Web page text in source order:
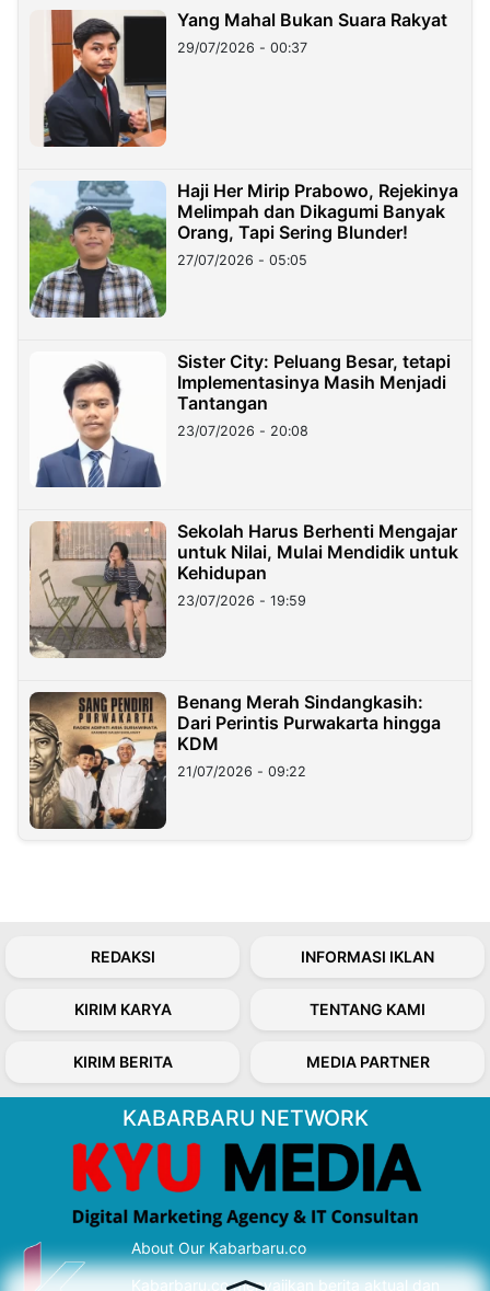
Yang Mahal Bukan Suara Rakyat
29/07/2026 - 00:37
Haji Her Mirip Prabowo, Rejekinya
Melimpah dan Dikagumi Banyak
Orang, Tapi Sering Blunder!
27/07/2026 - 05:05
Sister City: Peluang Besar, tetapi
Implementasinya Masih Menjadi
Tantangan
23/07/2026 - 20:08
Sekolah Harus Berhenti Mengajar
untuk Nilai, Mulai Mendidik untuk
Kehidupan
23/07/2026 - 19:59
Benang Merah Sindangkasih:
Dari Perintis Purwakarta hingga
KDM
21/07/2026 - 09:22
REDAKSI INFORMASI IKLAN
KIRIM KARYA TENTANG KAMI
KIRIM BERITA MEDIA PARTNER
KABARBARU NETWORK
About Our Kabarbaru.co
Kabarbaru.co menyajikan berita aktual dan